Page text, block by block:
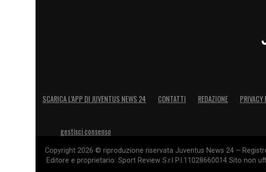
SCARICA L’APP DI JUVENTUS NEWS 24 CONTATTI REDAZIONE
gestisci consenso
Copyright 2026 © riproduzione riservata Juventus News 24 –
Editore e proprietario: Sport Review S.r.l P.I.11028660014 Sito